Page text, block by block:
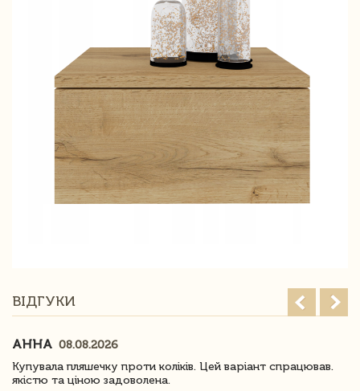
ВІДГУКИ
АННА 08.08.2026
Купувала пляшечку проти коліків. Цей варіант спрацював.
якістю та ціною задоволена.